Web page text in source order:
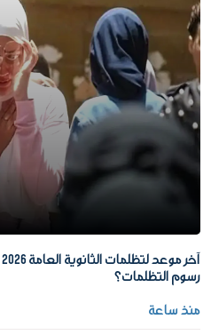
رسوم التظلمات؟
منذ ساعة